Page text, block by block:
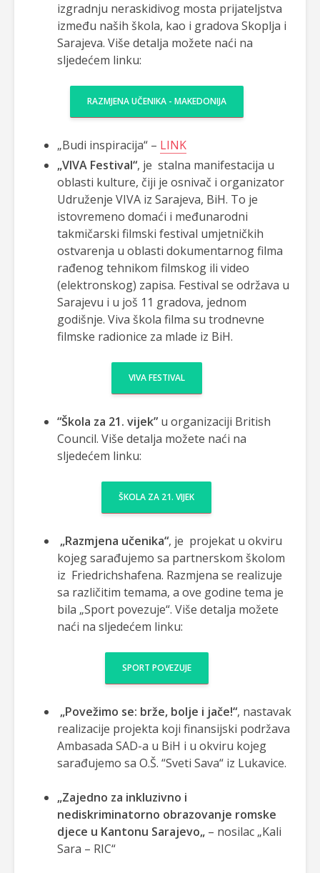
izgradnju neraskidivog mosta prijateljstva
između naših škola, kao i gradova Skoplja i
Sarajeva. Više detalja možete naći na
sljedećem linku:
RAZMJENA UČENIKA - MAKEDONIJA
„Budi inspiracija“ – LINK
„VIVA Festival“, je stalna manifestacija u
oblasti kulture, čiji je osnivač i organizator
Udruženje VIVA iz Sarajeva, BiH. To je
istovremeno domaći i međunarodni
takmičarski filmski festival umjetničkih
ostvarenja u oblasti dokumentarnog filma
rađenog tehnikom filmskog ili video
(elektronskog) zapisa. Festival se održava u
Sarajevu i u još 11 gradova, jednom
godišnje. Viva škola filma su trodnevne
filmske radionice za mlade iz BiH.
VIVA FESTIVAL
“Škola za 21. vijek” u organizaciji British
Council. Više detalja možete naći na
sljedećem linku:
ŠKOLA ZA 21. VIJEK
„Razmjena učenika“, je projekat u okviru
kojeg sarađujemo sa partnerskom školom
iz Friedrichshafena. Razmjena se realizuje
sa različitim temama, a ove godine tema je
bila „Sport povezuje“. Više detalja možete
naći na sljedećem linku:
SPORT POVEZUJE
„Povežimo se: brže, bolje i jače!“, nastavak
realizacije projekta koji finansijski podržava
Ambasada SAD-a u BiH i u okviru kojeg
sarađujemo sa O.Š. “Sveti Sava“ iz Lukavice.
„Zajedno za inkluzivno i
nediskriminatorno obrazovanje romske
djece u Kantonu Sarajevo„ – nosilac „Kali
Sara – RIC“